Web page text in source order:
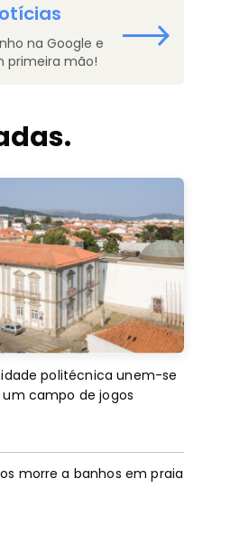
na Google e
primeira mão!
politécnica unem-se
campo de jogos
morre a banhos em praia